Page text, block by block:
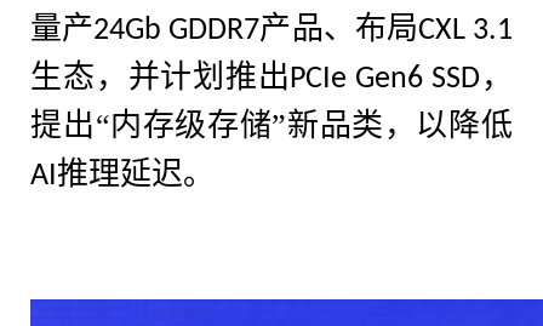
量产24Gb GDDR7产品、布局CXL 3.1
生态，并计划推出PCIe Gen6 SSD，
提出“内存级存储”新品类，以降低
AI推理延迟。